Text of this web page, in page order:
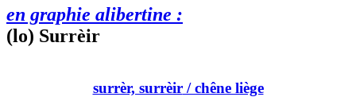
en graphie alibertine :
(lo) Surrèir
surrèr, surrèir/ chêne liège